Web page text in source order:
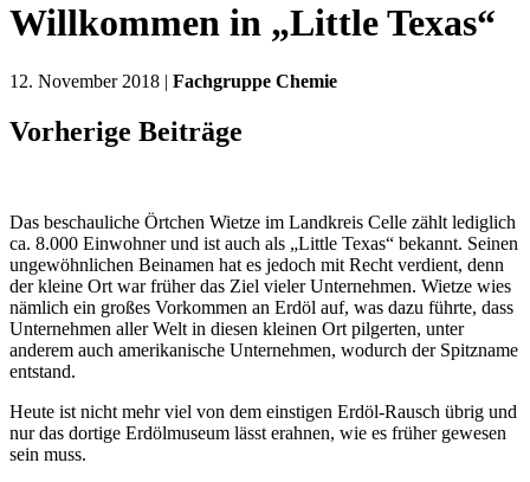
Willkommen in „Little Texas“
12. November 2018 | Fachgruppe Chemie
Vorherige Beiträge
Das beschauliche Örtchen Wietze im Landkreis Celle zählt lediglich
ca. 8.000 Einwohner und ist auch als „Little Texas“ bekannt. Seinen
ungewöhnlichen Beinamen hat es jedoch mit Recht verdient, denn
der kleine Ort war früher das Ziel vieler Unternehmen. Wietze wies
nämlich ein großes Vorkommen an Erdöl auf, was dazu führte, dass
Unternehmen aller Welt in diesen kleinen Ort pilgerten, unter
anderem auch amerikanische Unternehmen, wodurch der Spitzname
entstand.
Heute ist nicht mehr viel von dem einstigen Erdöl-Rausch übrig und
nur das dortige Erdölmuseum lässt erahnen, wie es früher gewesen
sein muss.